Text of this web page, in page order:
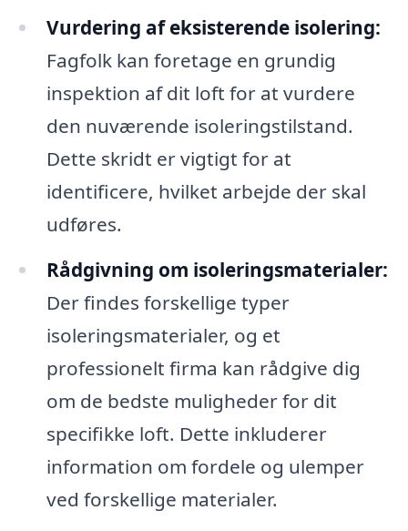
Vurdering af eksisterende isolering:
Fagfolk kan foretage en grundig
inspektion af dit loft for at vurdere
den nuværende isoleringstilstand.
Dette skridt er vigtigt for at
identificere, hvilket arbejde der skal
udføres.
Rådgivning om isoleringsmaterialer:
Der findes forskellige typer
isoleringsmaterialer, og et
professionelt firma kan rådgive dig
om de bedste muligheder for dit
specifikke loft. Dette inkluderer
information om fordele og ulemper
ved forskellige materialer.